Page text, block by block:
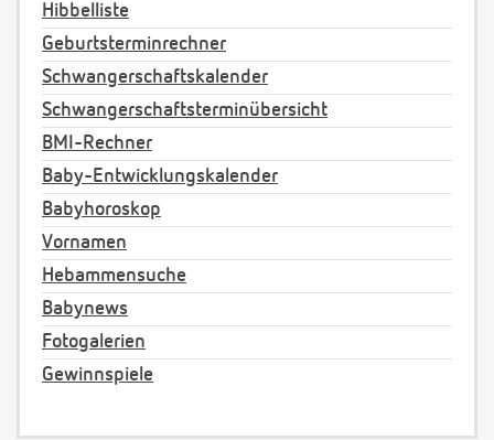
Hibbelliste
Geburtsterminrechner
Schwangerschaftskalender
Schwangerschaftsterminübersicht
BMI-Rechner
Baby-Entwicklungskalender
Babyhoroskop
Vornamen
Hebammensuche
Babynews
Fotogalerien
Gewinnspiele